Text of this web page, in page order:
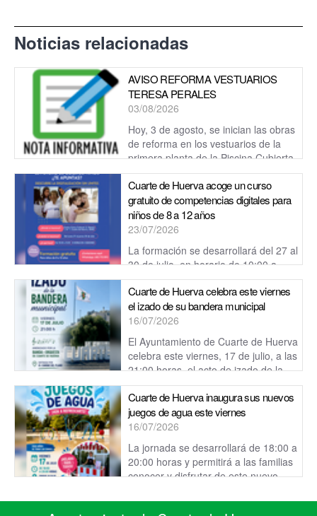
Noticias relacionadas
AVISO REFORMA VESTUARIOS
TERESA PERALES
03/08/2026
Hoy, 3 de agosto, se inician las obras
de reforma en los vestuarios de la
primera planta de la Piscina Cubierta
Teresa Perales.
Cuarte de Huerva acoge un curso
gratuito de competencias digitales para
niños de 8 a 12 años
23/07/2026
La formación se desarrollará del 27 al
30 de julio, en horario de 10:00 a
12:00 horas, en el Centro Cívico Cultural de Cuarte de
Huerva.
Cuarte de Huerva celebra este viernes
el izado de su bandera municipal
16/07/2026
El Ayuntamiento de Cuarte de Huerva
celebra este viernes, 17 de julio, a las
21:00 horas, el acto de izado de la
bandera municipal.
Cuarte de Huerva inaugura sus nuevos
juegos de agua este viernes
16/07/2026
La jornada se desarrollará de 18:00 a
20:00 horas y permitirá a las familias
conocer y disfrutar de este nuevo